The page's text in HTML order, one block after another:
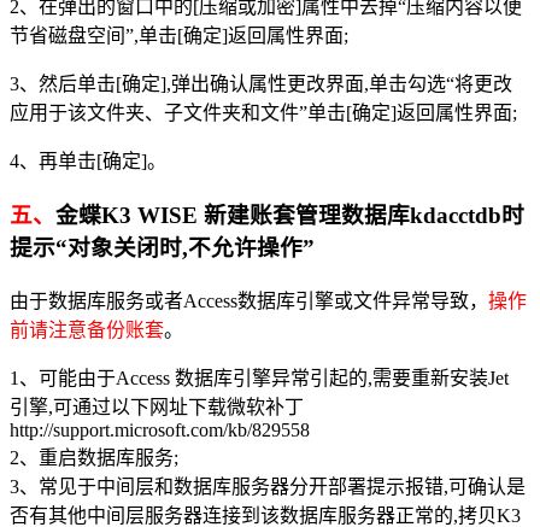
2、在弹出的窗口中的[压缩或加密]属性中去掉“压缩内容以便
节省磁盘空间”,单击[确定]返回属性界面;
3、然后单击[确定],弹出确认属性更改界面,单击勾选“将更改
应用于该文件夹、子文件夹和文件”单击[确定]返回属性界面;
4、再单击[确定]。
五、 金蝶K3 WISE 新建账套管理数据库kdacctdb时
提示“对象关闭时,不允许操作”
由于数据库服务或者Access数据库引擎或文件异常导致， 操作
前请注意备份账套。
1、可能由于Access 数据库引擎异常引起的,需要重新安装Jet
引擎,可通过以下网址下载微软补丁
http://support.microsoft.com/kb/829558
2、重启数据库服务;
3、常见于中间层和数据库服务器分开部署提示报错,可确认是
否有其他中间层服务器连接到该数据库服务器正常的,拷贝K3